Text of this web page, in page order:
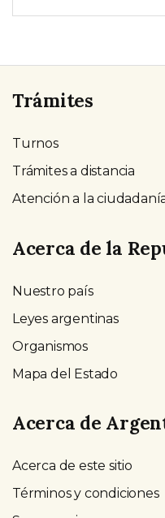
Trámites
Turnos
Trámites a distancia
Atención a la
Acerca de la
Nuestro país
Leyes argentinas
Organismos
Mapa del Estado
Acerca de
Acerca de este sitio
Términos y condiciones